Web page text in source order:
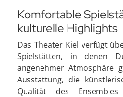
Komfortable
kulturelle Highlights
Das Theater Kiel verfügt
Spielstätten, in denen
angenehmer Atmosphäre
Ausstattung, die
Qualität des